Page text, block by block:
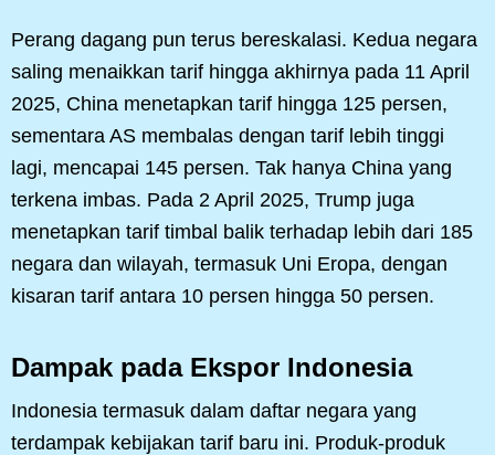
Perang dagang pun terus bereskalasi. Kedua negara
saling menaikkan tarif hingga akhirnya pada 11 April
2025, China menetapkan tarif hingga 125 persen,
sementara AS membalas dengan tarif lebih tinggi
lagi, mencapai 145 persen. Tak hanya China yang
terkena imbas. Pada 2 April 2025, Trump juga
menetapkan tarif timbal balik terhadap lebih dari 185
negara dan wilayah, termasuk Uni Eropa, dengan
kisaran tarif antara 10 persen hingga 50 persen.
Dampak pada Ekspor Indonesia
Indonesia termasuk dalam daftar negara yang
terdampak kebijakan tarif baru ini. Produk-produk